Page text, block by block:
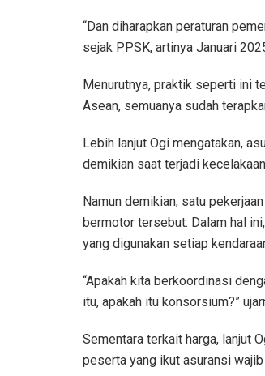
“Dan diharapkan peraturan
sejak PPSK, artinya Januari
Menurutnya, praktik seperti ini
Asean, semuanya sudah
Lebih lanjut Ogi mengatakan,
demikian saat terjadi
Namun demikian, satu
bermotor tersebut. Dalam hal
yang digunakan setiap
“Apakah kita berkoordinasi
itu, apakah itu konsorsium?”
Sementara terkait harga, lanjut
peserta yang ikut asuransi